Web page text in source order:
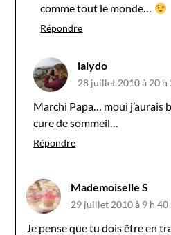
comme tout le monde…
Répondre
lalydo
28 juillet 2010 à 20 h
Marchi Papa… moui j’aurais
cure de sommeil…
Répondre
Mademoiselle S
29 juillet 2010 à 9 h 40
Je pense que tu dois être en